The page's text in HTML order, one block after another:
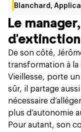
Blanchard,
Le
d'extinction
De son côté,
transformation à la
Vieillesse, porte
sûr, il partage
nécessaire
plus d’autonomie
Pour autant, son